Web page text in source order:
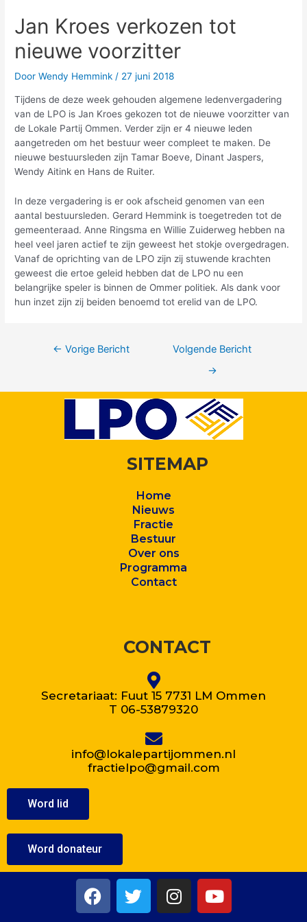
Jan Kroes verkozen tot
nieuwe voorzitter
DoorWendy Hemmink/ 27 juni 2018
Tijdens de deze week gehouden algemene ledenvergadering
van de LPO is Jan Kroes gekozen tot de nieuwe voorzitter van
de Lokale Partij Ommen. Verder zijn er 4 nieuwe leden
aangetreden om het bestuur weer compleet te maken. De
nieuwe bestuursleden zijn Tamar Boeve, Dinant Jaspers,
Wendy Aitink en Hans de Ruiter.
In deze vergadering is er ook afscheid genomen van een
aantal bestuursleden. Gerard Hemmink is toegetreden tot de
gemeenteraad. Anne Ringsma en Willie Zuiderweg hebben na
heel veel jaren actief te zijn geweest het stokje overgedragen.
Vanaf de oprichting van de LPO zijn zij stuwende krachten
geweest die ertoe geleid hebben dat de LPO nu een
belangrijke speler is binnen de Ommer politiek. Als dank voor
hun inzet zijn zij beiden benoemd tot erelid van de LPO.
← Vorige Bericht
Volgende Bericht
→
SITEMAP
Home
Nieuws
Fractie
Bestuur
Over ons
Programma
Contact
CONTACT
Secretariaat: Fuut 15 7731 LM Ommen
T 06-53879320
info@lokalepartijommen.nl
fractielpo@gmail.com
Word lid
Word donateur
F
a
T
w
I
n
Y
o